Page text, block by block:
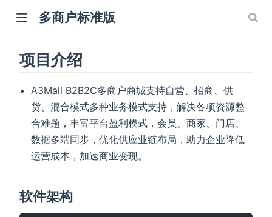
多商户标准版
项目介绍
A3Mall B2B2C多商户商城支持自营、招商、供
货、混合模式多种业务模式支持，解决各项资源整
合难题，丰富平台盈利模式，会员、商家、门店、
数据多端同步，优化供应业链布局，助力企业降低
运营成本，加速商业变现。
软件架构